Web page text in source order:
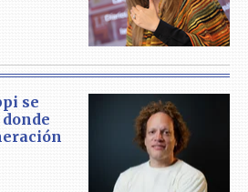
se